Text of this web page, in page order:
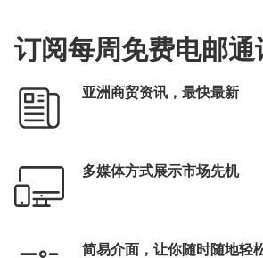
订阅每周免费电邮通
亚洲商贸资讯，最快最新
多媒体方式展示市场先机
简易介面，让你随时随地轻